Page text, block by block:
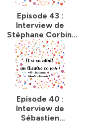
Episode 43 :
Interview de
Stéphane Corbin,
compositeur,
metteur en scène
et créateur du
collectif Les
Funambules
Episode 40 :
Interview de
Sébastien